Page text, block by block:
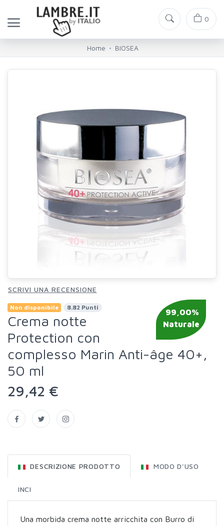
0
Home BIOSEA
99,00%
Naturale
SCRIVI UNA RECENSIONE
Non disponibile 8.82 Punti
Crema notte
Protection con
complesso Marin Anti-âge 40+,
50 ml
29,42 €
DESCRIZIONE PRODOTTO MODO D'USO
INCI
Una morbida crema notte arricchita con Burro di